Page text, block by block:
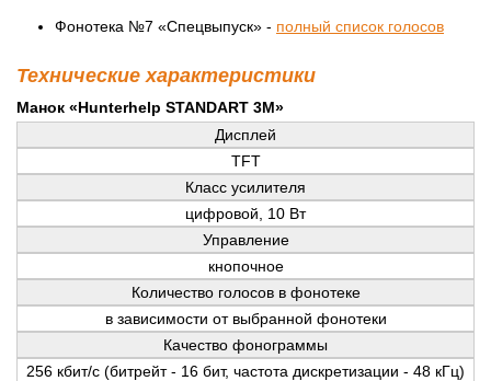
Фонотека №7 «Спецвыпуск» - полный список голосов
Технические характеристики
Манок «Hunterhelp STANDART 3M»
Дисплей
TFT
Класс усилителя
цифровой, 10 Вт
Управление
кнопочное
Количество голосов в фонотеке
в зависимости от выбранной фонотеки
Качество фонограммы
256 кбит/с (битрейт - 16 бит, частота дискретизации - 48 кГц)